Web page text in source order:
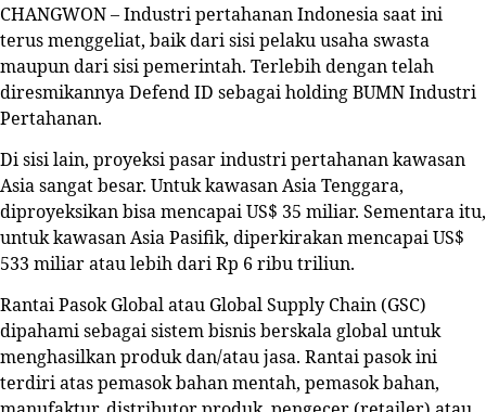
CHANGWON– Industri pertahanan Indonesia saat ini
terus menggeliat, baik dari sisi pelaku usaha swasta
maupun dari sisi pemerintah. Terlebih dengan telah
diresmikannya Defend ID sebagai holding BUMN Industri
Pertahanan.
Di sisi lain, proyeksi pasar industri pertahanan kawasan
Asia sangat besar. Untuk kawasan Asia Tenggara,
diproyeksikan bisa mencapai US$ 35 miliar. Sementara itu,
untuk kawasan Asia Pasifik, diperkirakan mencapai US$
533 miliar atau lebih dari Rp 6 ribu triliun.
Rantai Pasok Global atau Global Supply Chain (GSC)
dipahami sebagai sistem bisnis berskala global untuk
menghasilkan produk dan/atau jasa. Rantai pasok ini
terdiri atas pemasok bahan mentah, pemasok bahan,